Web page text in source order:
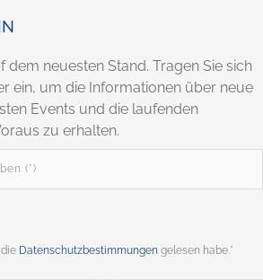
dem neuesten Stand. Tragen Sie sich
ein, um die Informationen über neue
Events und die laufenden
zu erhalten.
Datenschutzbestimmungengelesen habe.*